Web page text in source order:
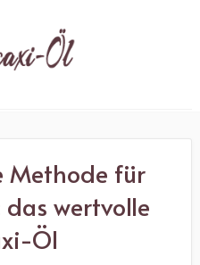
Methode für
das wertvolle
Öl